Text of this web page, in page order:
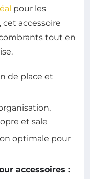
pour les
accessoire
tout en
de place et
et sale
optimale pour
accessoires :